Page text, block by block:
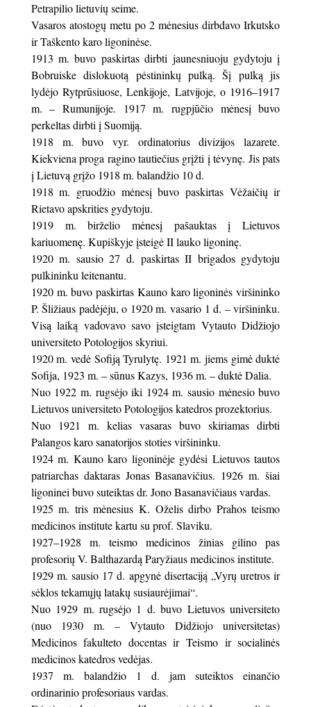
Petrapilio lietuvių seime.
Vasaros atostogų metu po 2 mėnesius dirbdavo Irkutsko
ir Taškento karo ligoninėse.
1913 m. buvo paskirtas dirbti jaunesniuoju gydytoju į
Bobruiske dislokuotą pėstininkų pulką. Šį pulką jis
lydėjo Rytprūsiuose, Lenkijoje, Latvijoje, o 1916–1917
m. – Rumunijoje. 1917 m. rugpjūčio mėnesį buvo
perkeltas dirbti į Suomiją.
1918 m. buvo vyr. ordinatorius divizijos lazarete.
Kiekviena proga ragino tautiečius grįžti į tėvynę. Jis pats
į Lietuvą grįžo 1918 m. balandžio 10 d.
1918 m. gruodžio mėnesį buvo paskirtas Vėžaičių ir
Rietavo apskrities gydytoju.
1919 m. birželio mėnesį pašauktas į Lietuvos
kariuomenę. Kupiškyje įsteigė II lauko ligoninę.
1920 m. sausio 27 d. paskirtas II brigados gydytoju
pulkininku leitenantu.
1920 m. buvo paskirtas Kauno karo ligoninės viršininko
P. Šližiaus padėjėju, o 1920 m. vasario 1 d. – viršininku.
Visą laiką vadovavo savo įsteigtam Vytauto Didžiojo
universiteto Potologijos skyriui.
1920 m. vedė Sofiją Tyrulytę. 1921 m. jiems gimė duktė
Sofija, 1923 m. – sūnus Kazys, 1936 m. – duktė Dalia.
Nuo 1922 m. rugsėjo iki 1924 m. sausio mėnesio buvo
Lietuvos universiteto Potologijos katedros prozektorius.
Nuo 1921 m. kelias vasaras buvo skiriamas dirbti
Palangos karo sanatorijos stoties viršininku.
1924 m. Kauno karo ligoninėje gydėsi Lietuvos tautos
patriarchas daktaras Jonas Basanavičius. 1926 m. šiai
ligoninei buvo suteiktas dr. Jono Basanavičiaus vardas.
1925 m. tris mėnesius K. Oželis dirbo Prahos teismo
medicinos institute kartu su prof. Slaviku.
1927–1928 m. teismo medicinos žinias gilino pas
profesorių V. Balthazardą Paryžiaus medicinos institute.
1929 m. sausio 17 d. apgynė disertaciją „Vyrų uretros ir
sėklos tekamųjų latakų susiaurėjimai“.
Nuo 1929 m. rugsėjo 1 d. buvo Lietuvos universiteto
(nuo 1930 m. – Vytauto Didžiojo universitetas)
Medicinos fakulteto docentas ir Teismo ir socialinės
medicinos katedros vedėjas.
1937 m. balandžio 1 d. jam suteiktos einančio
ordinarinio profesoriaus vardas.